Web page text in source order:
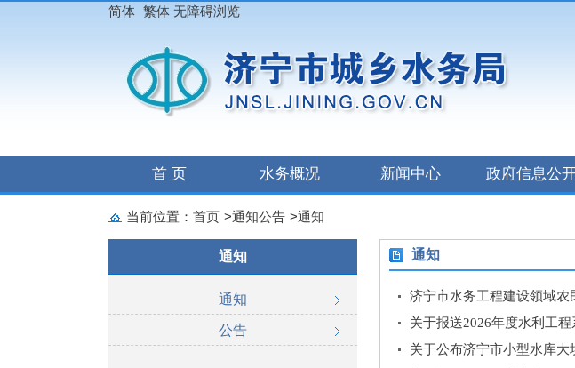
简体 繁体 无障碍浏览
首 页 水务概况 新闻中心 政府信息公
当前位置： 首页 >通知公告 >通知
通知
通知
公告
通知
济宁市水务工程建设领域农
关于报送2026年度水利工
关于公布济宁市小型水库大